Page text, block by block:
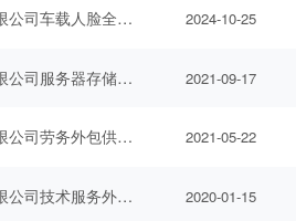
重庆交运城卡科技有限公司车载人脸全支付终端及配套系统竞争谈判 中标公告 2024-10-25
重庆交运城卡科技有限公司服务器存储招标项目 中标公告 2021-09-17
重庆交运城卡科技有限公司劳务外包供应商入围项目 入围公告 2021-05-22
重庆交运城卡科技有限公司技术服务外包供应商入围项目 入围公告 2020-01-15